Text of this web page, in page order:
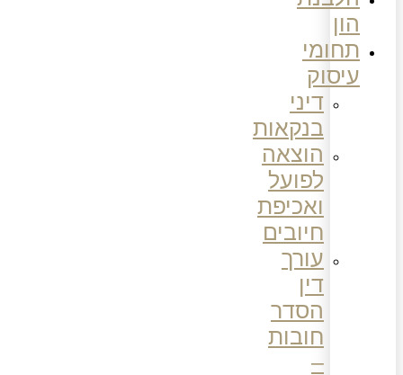
הון
תחומי
עיסוק
דיני
בנקאות
הוצאה
לפועל
ואכיפת
חיובים
עורך
דין
הסדר
חובות